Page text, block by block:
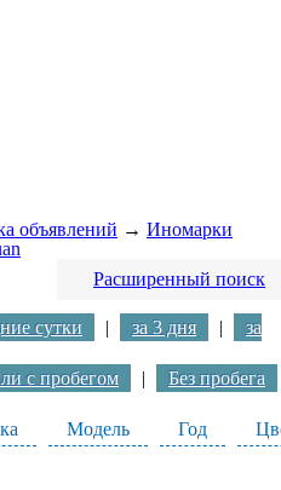
объявлений → Иномарки
Расширенный поиск
сутки | за 3 дня |
за
с пробегом
|
Без пробега
Модель Год